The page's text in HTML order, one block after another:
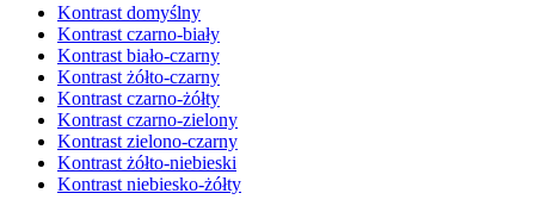
Kontrast domyślny
Kontrast czarno-biały
Kontrast biało-czarny
Kontrast żółto-czarny
Kontrast czarno-żółty
Kontrast czarno-zielony
Kontrast zielono-czarny
Kontrast żółto-niebieski
Kontrast niebiesko-żółty